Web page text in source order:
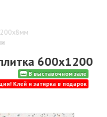
600x1200
В выставочном зале
Клей и затирка в подарок